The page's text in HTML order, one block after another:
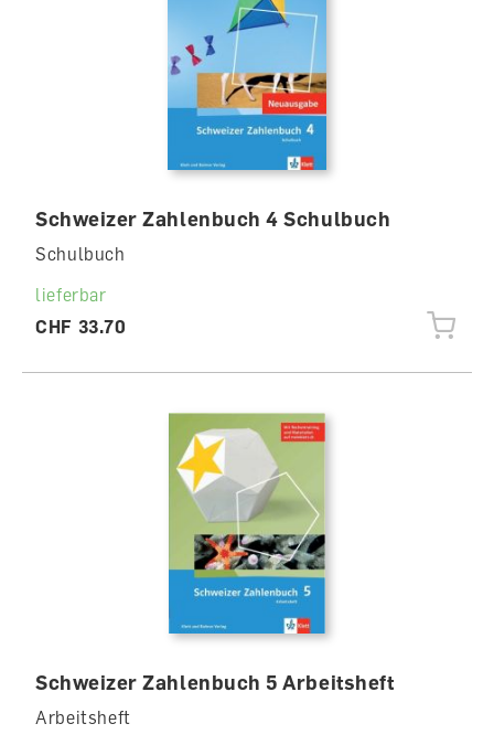
Schweizer Zahlenbuch 4 Schulbuch
Schulbuch
lieferbar
CHF 33.70
Schweizer Zahlenbuch 5 Arbeitsheft
Arbeitsheft